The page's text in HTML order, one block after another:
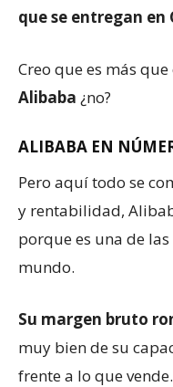
que se entregan en
Creo que es más que
Alibaba ¿no?
ALIBABA EN
Pero aquí todo se
y rentabilidad,
porque es una de
mundo.
Su margen bruto
muy bien de su
frente a lo que vende.